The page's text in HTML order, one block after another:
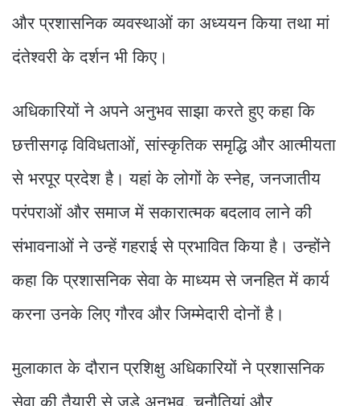
और प्रशासनिक व्यवस्थाओं का अध्ययन किया तथा मां
दंतेश्वरी के दर्शन भी किए।
अधिकारियों ने अपने अनुभव साझा करते हुए कहा कि
छत्तीसगढ़ विविधताओं, सांस्कृतिक समृद्धि और आत्मीयता
से भरपूर प्रदेश है। यहां के लोगों के स्नेह, जनजातीय
परंपराओं और समाज में सकारात्मक बदलाव लाने की
संभावनाओं ने उन्हें गहराई से प्रभावित किया है। उन्होंने
कहा कि प्रशासनिक सेवा के माध्यम से जनहित में कार्य
करना उनके लिए गौरव और जिम्मेदारी दोनों है।
मुलाकात के दौरान प्रशिक्षु अधिकारियों ने प्रशासनिक
सेवा की तैयारी से जुड़े अनुभव, चुनौतियां और